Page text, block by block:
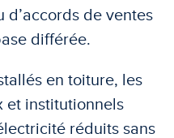
d’accords de ventes
différée.
en toiture, les
et institutionnels
réduits sans